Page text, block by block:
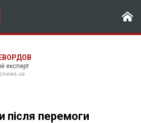
експерт
після перемоги